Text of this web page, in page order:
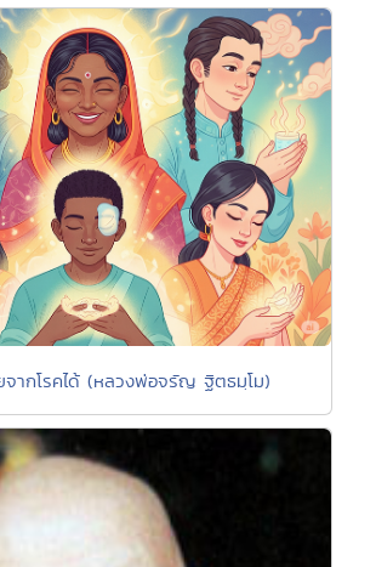
จากโรคได้ (หลวงพ่อจรัญ ฐิตธมฺโม)